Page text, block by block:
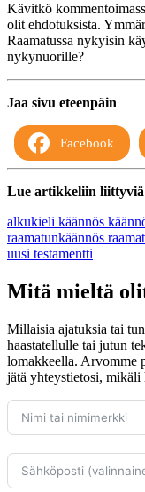
Kävitkö
olit ehdotuksista.
Raamatussa nykyisin
nykynuorille?
Jaa sivu eteenpäin
Facebook
Lue artikkeliin liittyviä
alkukieli käännös
raamatunkäännös
uusi testamentti
Mitä mieltä
Millaisia ajatuksia tai
haastatellulle tai jutun
lomakkeella. Arvomme
jätä yhteystietosi, mikäli